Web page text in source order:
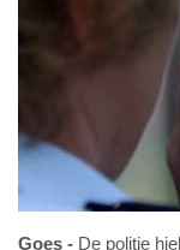
Goes
De politie